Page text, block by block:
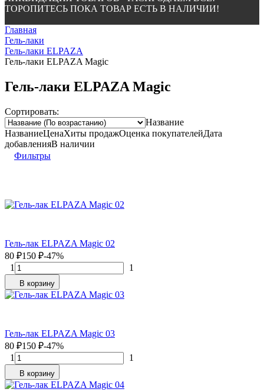
ТОРОПИТЕСЬ ПОКА ТОВАР ЕСТЬ В НАЛИЧИИ!
Главная
Гель-лаки
Гель-лаки ELPAZA
Гель-лаки ELPAZA Magic
Гель-лаки ELPAZA Magic
Сортировать:
Название
НазваниеЦенаХиты продажОценка покупателейДата
добавленияВ наличии
Фильтры
Гель-лак ELPAZA Magic 02
80 ₽150 ₽-47%
1
1
В корзину
Гель-лак ELPAZA Magic 03
80 ₽150 ₽-47%
1
1
В корзину